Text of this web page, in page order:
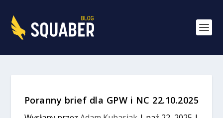
Poranny brief dla GPW i NC 22.10.2025